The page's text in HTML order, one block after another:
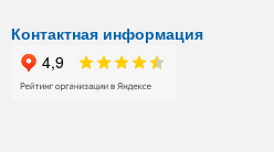
Контактная информация